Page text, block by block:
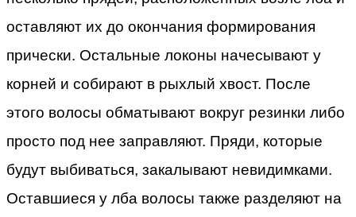
оставляют их до окончания формирования
прически. Остальные локоны начесывают у
корней и собирают в рыхлый хвост. После
этого волосы обматывают вокруг резинки либо
просто под нее заправляют. Пряди, которые
будут выбиваться, закалывают невидимками.
Оставшиеся у лба волосы также разделяют на